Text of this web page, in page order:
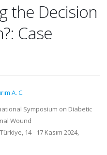
the Decision
Case
A. C.
Symposium on Diabetic
Wound
14 - 17 Kasım 2024,